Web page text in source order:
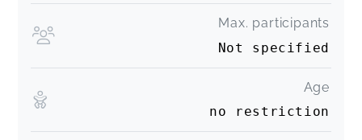
Max. participants
Not specified
Age
no restriction